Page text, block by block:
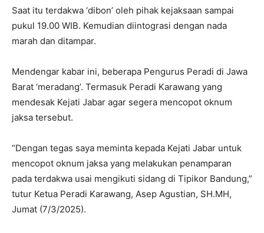
Saat itu terdakwa ‘dibon’ oleh pihak kejaksaan sampai
pukul 19.00 WIB. Kemudian diintograsi dengan nada
marah dan ditampar.
Mendengar kabar ini, beberapa Pengurus Peradi di Jawa
Barat ‘meradang’. Termasuk Peradi Karawang yang
mendesak Kejati Jabar agar segera mencopot oknum
jaksa tersebut.
“Dengan tegas saya meminta kepada Kejati Jabar untuk
mencopot oknum jaksa yang melakukan penamparan
pada terdakwa usai mengikuti sidang di Tipikor Bandung,”
tutur Ketua Peradi Karawang, Asep Agustian, SH.MH,
Jumat (7/3/2025).